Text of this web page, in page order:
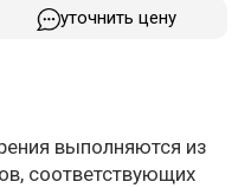
уточнить цену
выполняются из
соответствующих